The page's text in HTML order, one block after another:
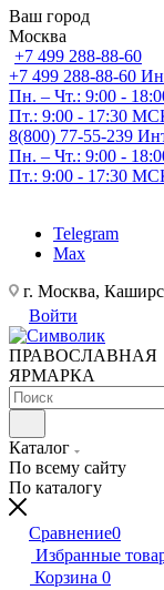
Ваш город
Москва
+7 499 288-88-60
+7 499 288-88-60
Пн. – Чт.: 9:00 -
Пт.: 9:00 - 17:30
8(800) 77-55-239
Пн. – Чт.: 9:00 -
Пт.: 9:00 - 17:30
Telegram
Max
г. Москва,
Войти
ПРАВОСЛАВНАЯ
ЯРМАРКА
Каталог
По всему сайту
По каталогу
Сравнение0
Избранные
Корзина 0